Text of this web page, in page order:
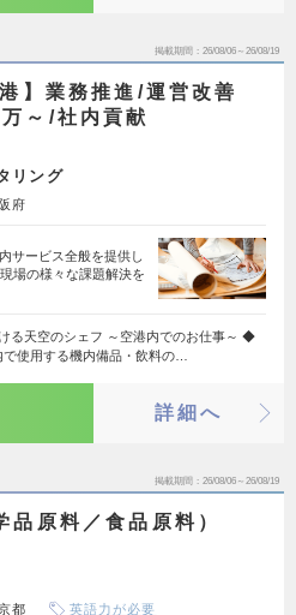
掲載期間 26/08/06～26/08/19
】業務推進/運営改善
～/社内貢献
リング
府
サービス全般を提供し
場の様々な課題解決を
る天空のシェフ ～空港内でのお仕事～ ◆
使用する機内備品・飲料の…
詳細へ
掲載期間 26/08/06～26/08/19
品原料／食品原料）
都 英語力が必要